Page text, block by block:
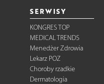
SERWISY
KONGRES TOP
MEDICAL TRENDS
Menedżer Zdrowia
Lekarz POZ
Choroby rzadkie
Dermatologia